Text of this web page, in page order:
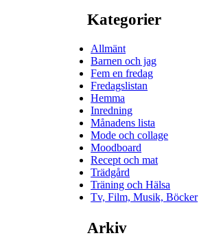
Kategorier
Allmänt
Barnen och jag
Fem en fredag
Fredagslistan
Hemma
Inredning
Månadens lista
Mode och collage
Moodboard
Recept och mat
Trädgård
Träning och Hälsa
Tv, Film, Musik, Böcker
Arkiv